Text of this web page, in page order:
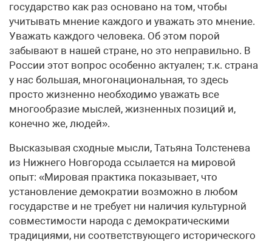
государство как раз основано на том, чтобы
учитывать мнение каждого и уважать это мнение.
Уважать каждого человека. Об этом порой
забывают в нашей стране, но это неправильно. В
России этот вопрос особенно актуален; т.к. страна
у нас большая, многонациональная, то здесь
просто жизненно необходимо уважать все
многообразие мыслей, жизненных позиций и,
конечно же, людей».
Высказывая сходные мысли, Татьяна Толстенева
из Нижнего Новгорода ссылается на мировой
опыт: «Мировая практика показывает, что
установление демократии возможно в любом
государстве и не требует ни наличия культурной
совместимости народа с демократическими
традициями, ни соответствующего исторического